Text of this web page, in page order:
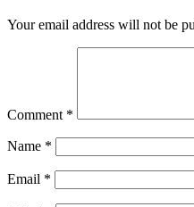
Your email address will not be
Comment *
Name *
Email *